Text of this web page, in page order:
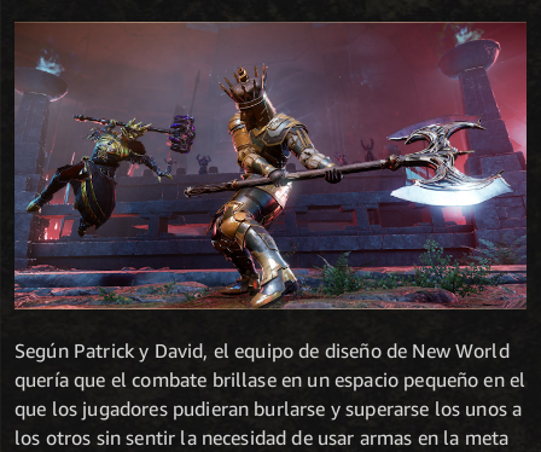
Según Patrick y David, el equipo de diseño de New World
quería que el combate brillase en un espacio pequeño en el
que los jugadores pudieran burlarse y superarse los unos a
los otros sin sentir la necesidad de usar armas en la meta